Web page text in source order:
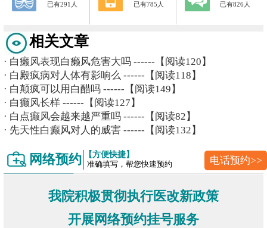
已有291人 已有785人 已有826人
相关文章
· 白癞风表现白癞风危害大吗 ------【阅读120】
· 白殿疯病对人体有影响么 ------【阅读118】
· 白颠疯可以用白醋吗 ------【阅读149】
· 白癫风长样 ------【阅读127】
· 白点癫风会越来越严重吗 ------【阅读82】
· 先天性白癫风对人的威害 ------【阅读132】
网络预约 【方便快捷】
准确填写，帮您快速预约 电话预约>>
我院积极贯彻执行医改新政策
开展网络预约挂号服务